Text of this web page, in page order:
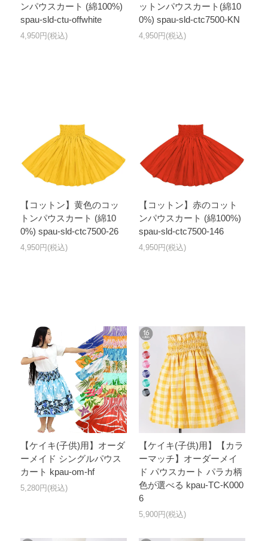
ンパウスカート (綿100%)
spau-sld-ctu-offwhite
4,950円(税込)
ットンパウスカート(綿10
0%) spau-sld-ctc7500-KN
4,950円(税込)
【コットン】黄色のコッ
トンパウスカート (綿10
0%) spau-sld-ctc7500-26
4,950円(税込)
【コットン】赤のコット
ンパウスカート (綿100%)
spau-sld-ctc7500-146
4,950円(税込)
【ケイキ(子供)用】オーダ
ーメイド シングルパウス
カート kpau-om-hf
5,280円(税込)
【ケイキ(子供)用】【カラ
ーマッチ】オーダーメイ
ド パウスカート パラカ柄
色が選べる kpau-TC-K000
6
5,900円(税込)